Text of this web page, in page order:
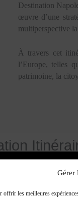
Gérer
offrir les meilleures
Destination
œuvre d’une
multiperspective
À travers cet
l’Europe, telles
patrimoine, la